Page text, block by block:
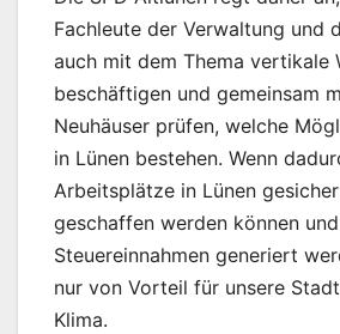
Fachleute der Verwaltung und
auch mit dem Thema vertikale
beschäftigen und gemeinsam
Neuhäuser prüfen, welche
in Lünen bestehen. Wenn
Arbeitsplätze in Lünen
geschaffen werden können
Steuereinnahmen generiert
nur von Vorteil für unsere
Klima.